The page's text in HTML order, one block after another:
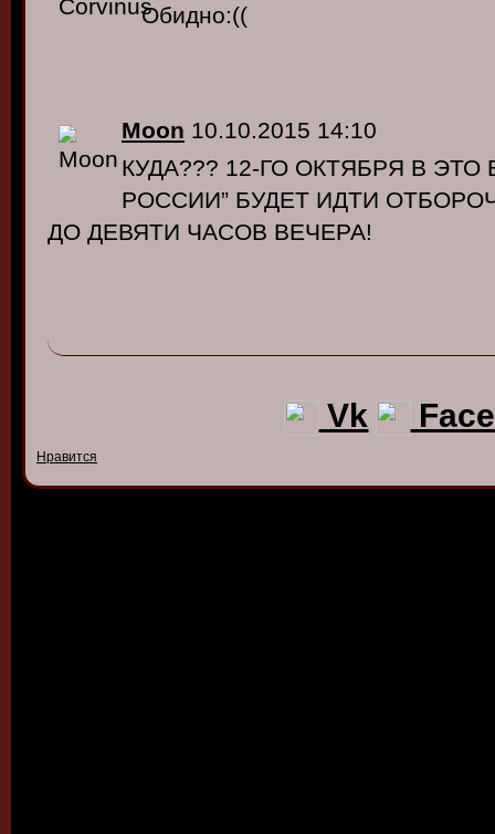
Обидно:((
Moon 10.10.2015 14:10
КУДА??? 12-ГО ОКТЯБРЯ В
РОССИИ” БУДЕТ ИДТИ
ДО ДЕВЯТИ ЧАСОВ ВЕЧЕРА!
Vk
Нравится